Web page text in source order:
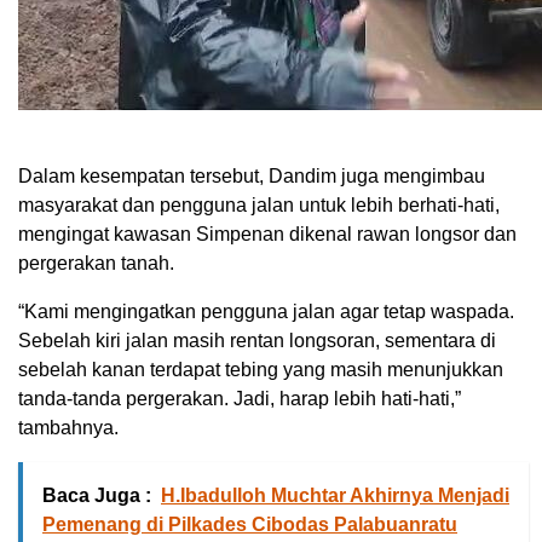
Dalam kesempatan tersebut, Dandim juga mengimbau
masyarakat dan pengguna jalan untuk lebih berhati-hati,
mengingat kawasan Simpenan dikenal rawan longsor dan
pergerakan tanah.
“Kami mengingatkan pengguna jalan agar tetap waspada.
Sebelah kiri jalan masih rentan longsoran, sementara di
sebelah kanan terdapat tebing yang masih menunjukkan
tanda-tanda pergerakan. Jadi, harap lebih hati-hati,”
tambahnya.
Baca Juga :
H.Ibadulloh Muchtar Akhirnya Menjadi
Pemenang di Pilkades Cibodas Palabuanratu